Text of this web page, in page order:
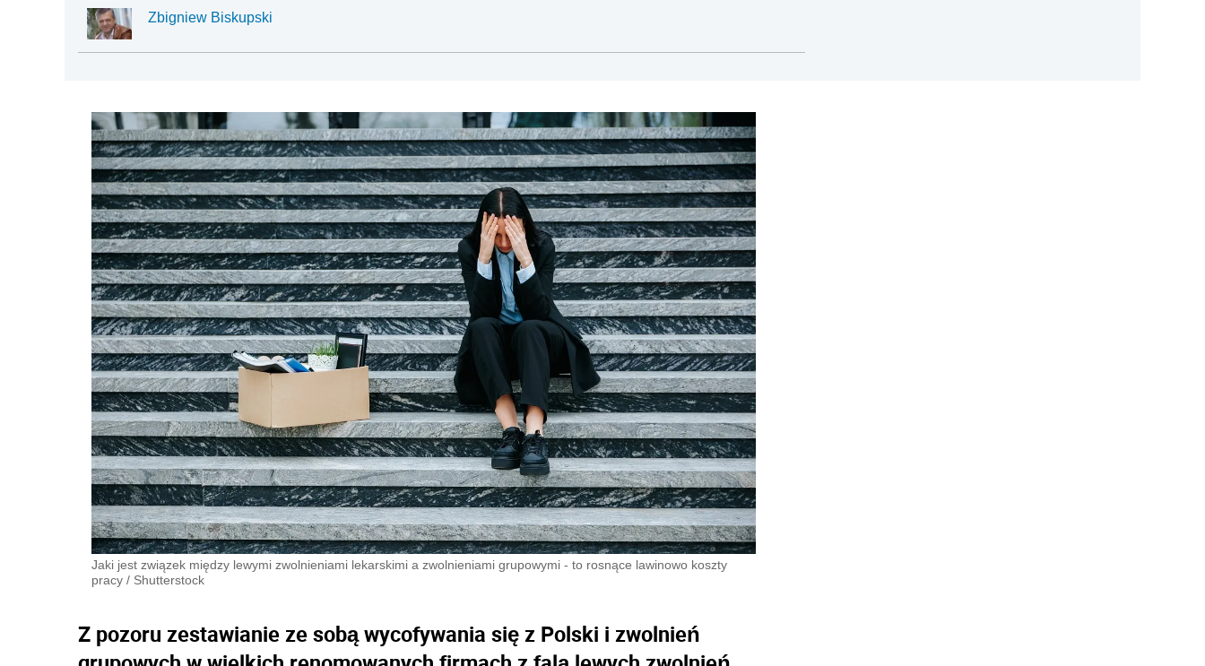
Zbigniew Biskupski
Jaki jest związek między lewymi zwolnieniami lekarskimi a zwolnieniami grupowymi - to rosnące lawinowo koszty
pracy / Shutterstock
Z pozoru zestawianie ze sobą wycofywania się z Polski i zwolnień